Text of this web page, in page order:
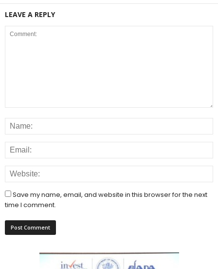
LEAVE A REPLY
Save my name, email, and website in this browser for the next
time I comment.